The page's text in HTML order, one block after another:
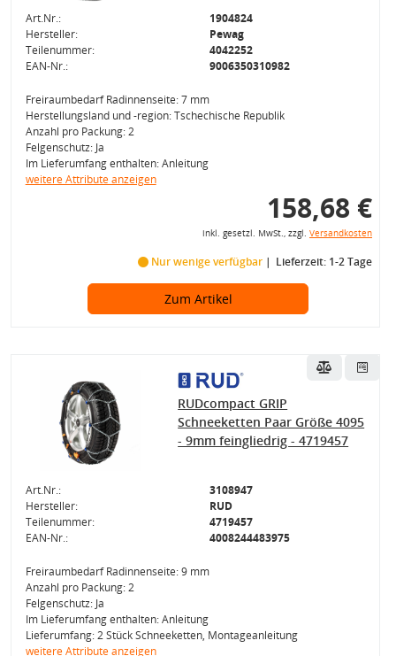
Art.Nr.:
1904824
Hersteller:
Pewag
Teilenummer:
4042252
EAN-Nr.:
9006350310982
Freiraumbedarf Radinnenseite: 7 mm
Herstellungsland und -region: Tschechische Republik
Anzahl pro Packung: 2
Felgenschutz: Ja
Im Lieferumfang enthalten: Anleitung
weitere Attribute anzeigen
158,68 €
inkl. gesetzl. MwSt., zzgl. Versandkosten
Nur wenige verfügbar Lieferzeit: 1-2 Tage
Zum Artikel
RUDcompact GRIP
Schneeketten Paar Größe 4095
- 9mm feingliedrig - 4719457
Art.Nr.:
3108947
Hersteller:
RUD
Teilenummer:
4719457
EAN-Nr.:
4008244483975
Freiraumbedarf Radinnenseite: 9 mm
Anzahl pro Packung: 2
Felgenschutz: Ja
Im Lieferumfang enthalten: Anleitung
Lieferumfang: 2 Stück Schneeketten, Montageanleitung
weitere Attribute anzeigen